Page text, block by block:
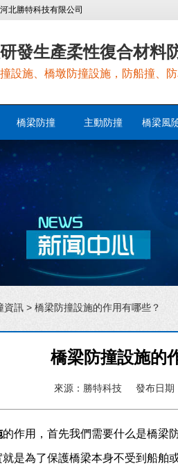
北勝特科技有限公司
發生產柔性復合材料
設施、橋墩防撞設施，防船撞、
橋梁防撞 主動防撞 橋梁風
資訊 > 橋梁防撞設施的作用有哪些？
橋梁防撞設施的
來源：勝特科技 發布日期
的作用，首先我們需要什么是橋梁
是為了保護橋梁本身不受到船舶